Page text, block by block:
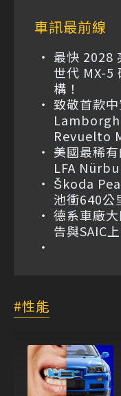
車訊最前線
最快 2028
世代 MX-5
構！
致敬首款
Revuelto
美國最稀
LFA
Škoda
池衝640公
德系車廠
告與SAIC
性能